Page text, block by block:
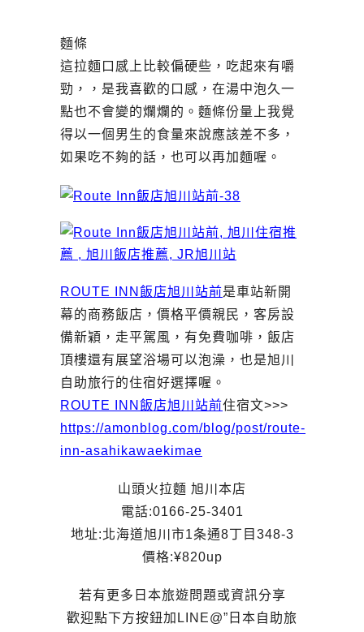
麵條
這拉麵口感上比較偏硬些，吃起來有嚼
勁，，是我喜歡的口感，在湯中泡久一
點也不會變的爛爛的。麵條份量上我覺
得以一個男生的食量來說應該差不多，
如果吃不夠的話，也可以再加麵喔。
ROUTE INN飯店旭川站前是車站新開
幕的商務飯店，價格平價親民，客房設
備新穎，走平駕風，有免費咖啡，飯店
頂樓還有展望浴場可以泡澡，也是旭川
自助旅行的住宿好選擇喔。
ROUTE INN飯店旭川站前住宿文>>>
https://amonblog.com/blog/post/route-
inn-asahikawaekimae
山頭火拉麵 旭川本店
電話:0166-25-3401
地址:北海道旭川市1条通8丁目348-3
價格:¥820up
若有更多日本旅遊問題或資訊分享
歡迎點下方按鈕加LINE@”日本自助旅